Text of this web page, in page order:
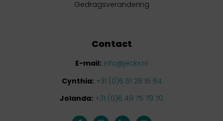
Gedragsverandering
Contact
E-mail: info@jeckx.nl
Cynthia: +31 (0)6 51 28 15 64
Jolanda: +31 (0)6 49 75 79 70